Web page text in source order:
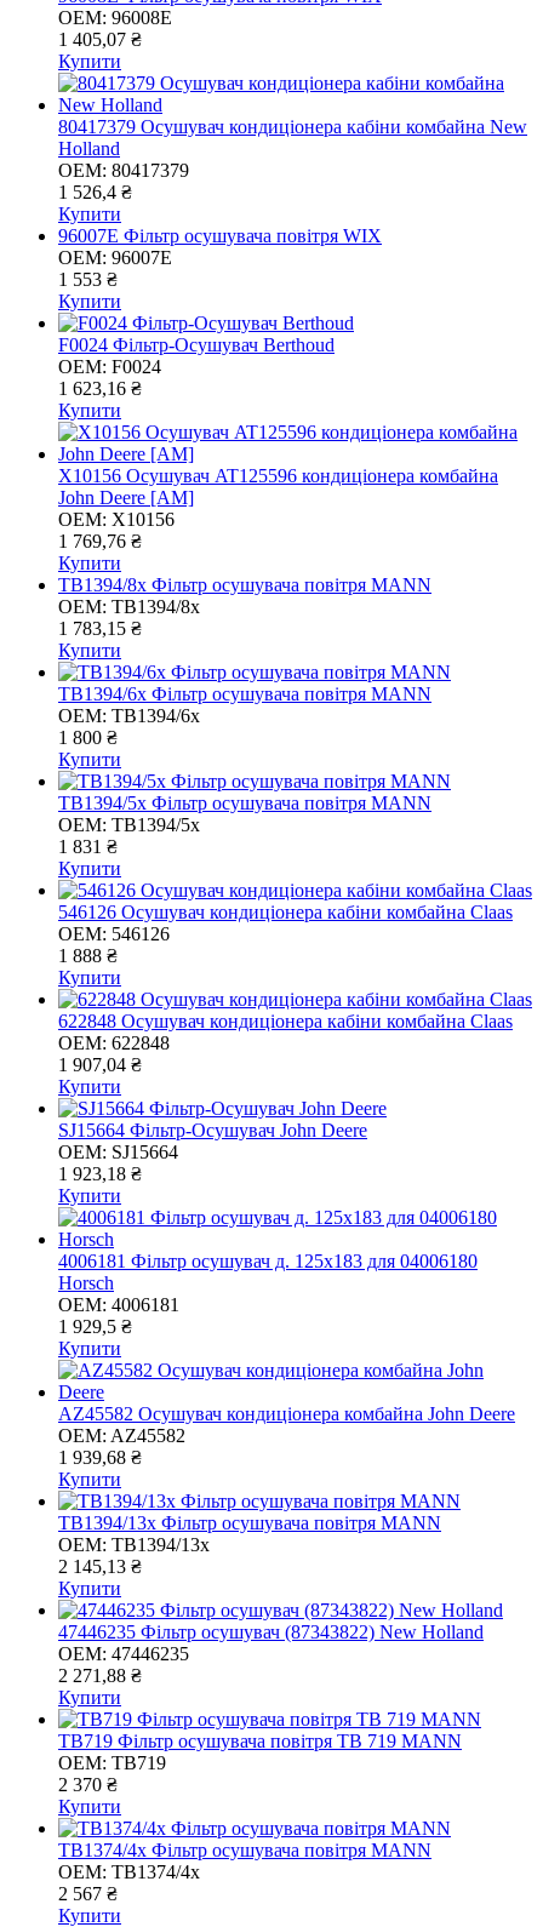
OEM: 96008E
1 405,07 ₴
Купити
80417379 Осушувач кондиціонера кабіни комбайна New
Holland
OEM: 80417379
1 526,4 ₴
Купити
96007E Фільтр осушувача повітря WIX
OEM: 96007E
1 553 ₴
Купити
F0024 Фільтр-Осушувач Berthoud
OEM: F0024
1 623,16 ₴
Купити
X10156 Осушувач AT125596 кондиціонера комбайна
John Deere [AM]
OEM: X10156
1 769,76 ₴
Купити
TB1394/8x Фільтр осушувача повітря MANN
OEM: TB1394/8x
1 783,15 ₴
Купити
TB1394/6x Фільтр осушувача повітря MANN
OEM: TB1394/6x
1 800 ₴
Купити
TB1394/5x Фільтр осушувача повітря MANN
OEM: TB1394/5x
1 831 ₴
Купити
546126 Осушувач кондиціонера кабіни комбайна Claas
OEM: 546126
1 888 ₴
Купити
622848 Осушувач кондиціонера кабіни комбайна Claas
OEM: 622848
1 907,04 ₴
Купити
SJ15664 Фільтр-Осушувач John Deere
OEM: SJ15664
1 923,18 ₴
Купити
4006181 Фільтр осушувач д. 125x183 для 04006180
Horsch
OEM: 4006181
1 929,5 ₴
Купити
AZ45582 Осушувач кондиціонера комбайна John Deere
OEM: AZ45582
1 939,68 ₴
Купити
TB1394/13x Фільтр осушувача повітря MANN
OEM: TB1394/13x
2 145,13 ₴
Купити
47446235 Фільтр осушувач (87343822) New Holland
OEM: 47446235
2 271,88 ₴
Купити
TB719 Фільтр осушувача повітря TB 719 MANN
OEM: TB719
2 370 ₴
Купити
TB1374/4x Фільтр осушувача повітря MANN
OEM: TB1374/4x
2 567 ₴
Купити